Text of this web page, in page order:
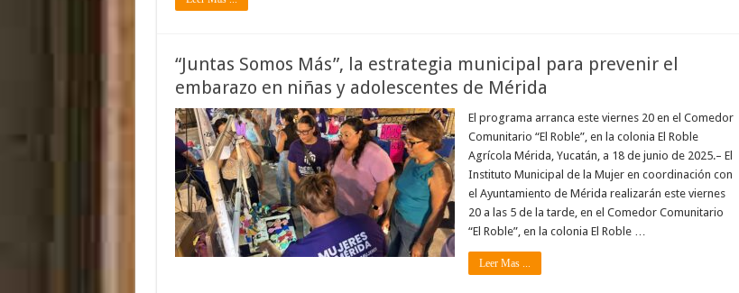
“Juntas Somos Más”, la estrategia municipal para prevenir el
embarazo en niñas y adolescentes de Mérida
El programa arranca este viernes 20 en el Comedor
Comunitario “El Roble”, en la colonia El Roble
Agrícola Mérida, Yucatán, a 18 de junio de 2025.– El
Instituto Municipal de la Mujer en coordinación con
el Ayuntamiento de Mérida realizarán este viernes
20 a las 5 de la tarde, en el Comedor Comunitario
“El Roble”, en la colonia El Roble …
Leer Mas ...